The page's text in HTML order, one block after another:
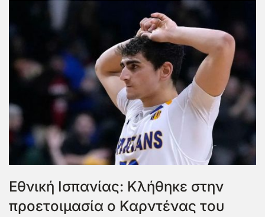
Εθνική Ισπανίας: Κλήθηκε στην
προετοιμασία ο Καρντένας του